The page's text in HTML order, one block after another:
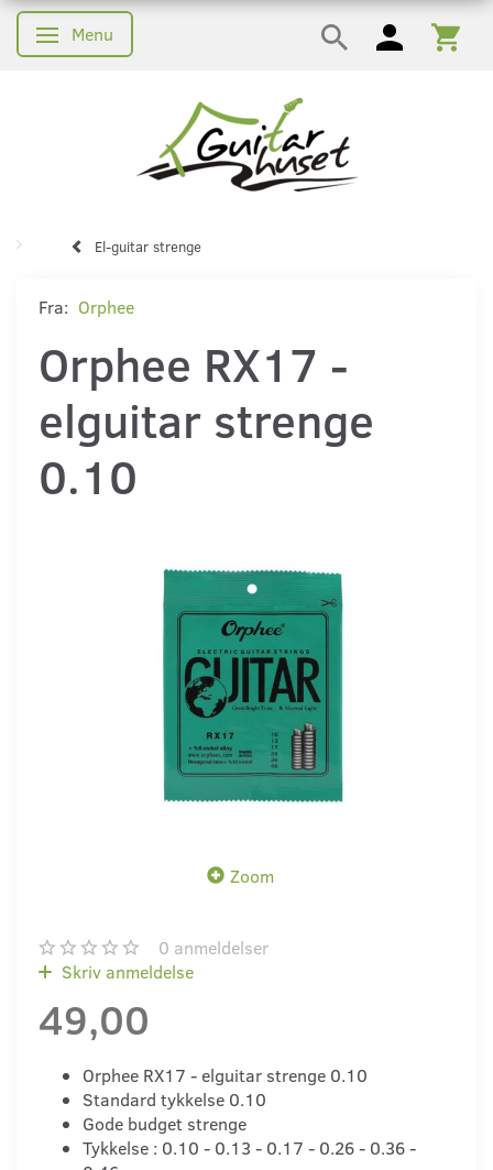
Skifte navigation
Menu
El-guitar strenge
Fra: Orphee
Orphee RX17 -
elguitar strenge
0.10
Zoom
0 anmeldelser
Skriv anmeldelse
49,00
Orphee RX17 - elguitar strenge 0.10
Standard tykkelse 0.10
Gode budget strenge
Tykkelse : 0.10 - 0.13 - 0.17 - 0.26 - 0.36 -